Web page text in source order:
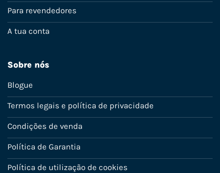
Para revendedores
A tua conta
Sobre nós
Blogue
Termos legais e política de privacidade
Condições de venda
Política de Garantia
Política de utilização de cookies